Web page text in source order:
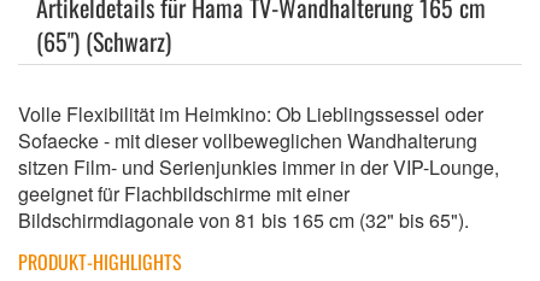
(65") (Schwarz)
Volle Flexibilität im Heimkino: Ob Lieblingssessel oder
Sofaecke - mit dieser vollbeweglichen Wandhalterung
sitzen Film- und Serienjunkies immer in der VIP-Lounge,
geeignet für Flachbildschirme mit einer
Bildschirmdiagonale von 81 bis 165 cm (32" bis 65").
PRODUKT-HIGHLIGHTS